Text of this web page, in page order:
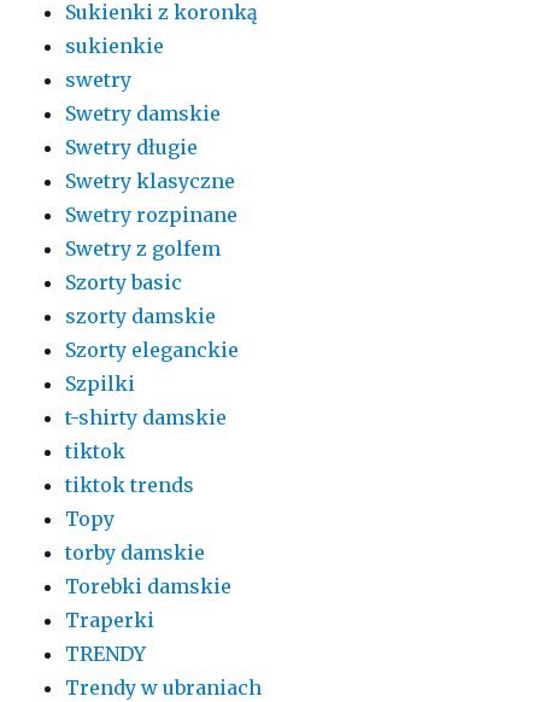
Sukienki z koronką
sukienkie
swetry
Swetry damskie
Swetry długie
Swetry klasyczne
Swetry rozpinane
Swetry z golfem
Szorty basic
szorty damskie
Szorty eleganckie
Szpilki
t-shirty damskie
tiktok
tiktok trends
Topy
torby damskie
Torebki damskie
Traperki
TRENDY
Trendy w ubraniach